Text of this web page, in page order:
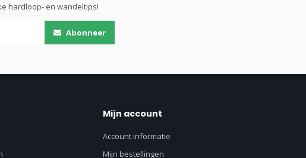
hardloop- en wandeltips!
Abonneer
Mijn account
Account informatie
Mijn bestellingen